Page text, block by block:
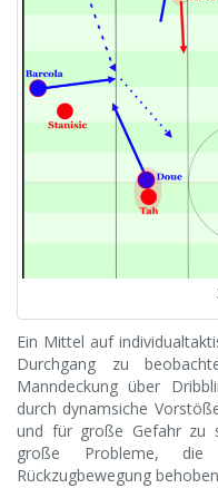
Ein Mittel auf
Durchgang zu
Manndeckung über
durch dynamsiche
und für große Gefahr zu
große Probleme,
Rückzugbewegung